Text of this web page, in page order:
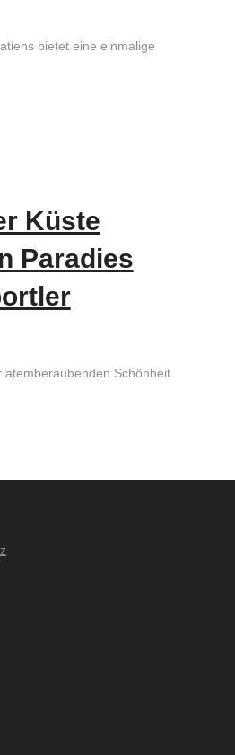
bietet eine einmalige
Küste
Paradies
atemberaubenden Schönheit